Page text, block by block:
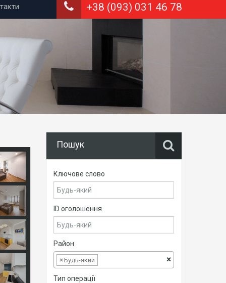
+38 (093) 031 46 78
Пошук
Ключове слово
ID оголошення
Район
×
×Будь-який
Тип операції